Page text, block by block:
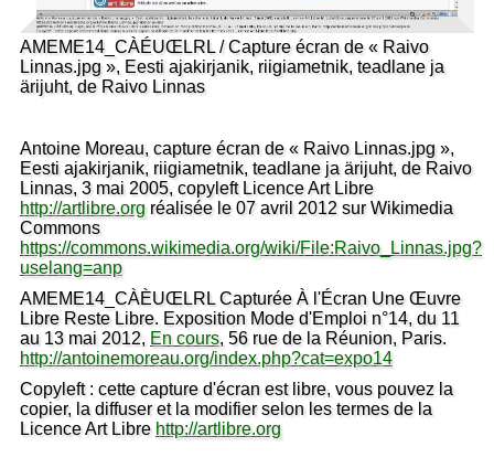
AMEME14_CÀÉUŒLRL / Capture écran de « Raivo
Linnas.jpg », Eesti ajakirjanik, riigiametnik, teadlane ja
ärijuht, de Raivo Linnas
Antoine Moreau, capture écran de « Raivo Linnas.jpg »,
Eesti ajakirjanik, riigiametnik, teadlane ja ärijuht, de Raivo
Linnas, 3 mai 2005, copyleft Licence Art Libre
http://artlibre.orgréalisée le 07 avril 2012 sur Wikimedia
Commons
https://commons.wikimedia.org/wiki/File:Raivo_Linnas.jpg?
uselang=anp
AMEME14_CÀÈUŒLRL Capturée À l'Écran Une Œuvre
Libre Reste Libre. Exposition Mode d'Emploi n°14, du 11
au 13 mai 2012, En cours, 56 rue de la Réunion, Paris.
http://antoinemoreau.org/index.php?cat=expo14
Copyleft : cette capture d'écran est libre, vous pouvez la
copier, la diffuser et la modifier selon les termes de la
Licence Art Libre http://artlibre.org